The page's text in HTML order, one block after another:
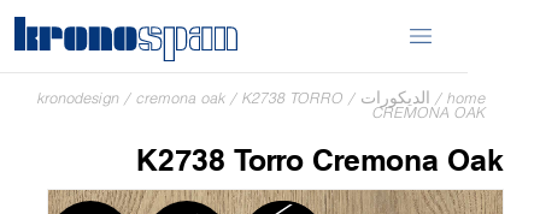
home
/الديكورات/
kronodesign/cremona oak/K2738 TORRO
CREMONA OAK
K2738 Torro Cremona Oak